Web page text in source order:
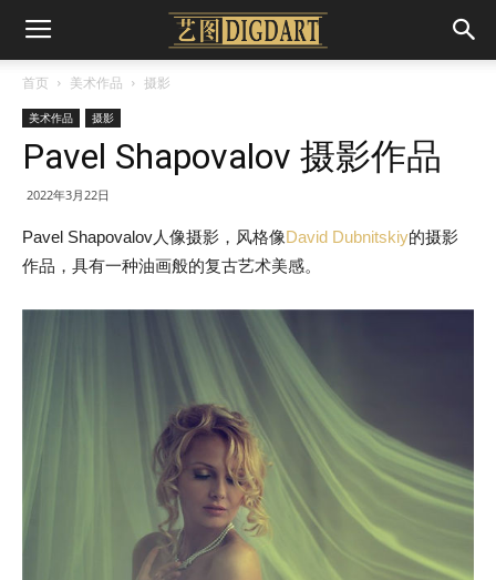
首页 美术作品 摄影
美术作品 摄影
Pavel Shapovalov 摄影作品
2022年3月22日
Pavel Shapovalov人像摄影，风格像David Dubnitskiy的摄影
作品，具有一种油画般的复古艺术美感。